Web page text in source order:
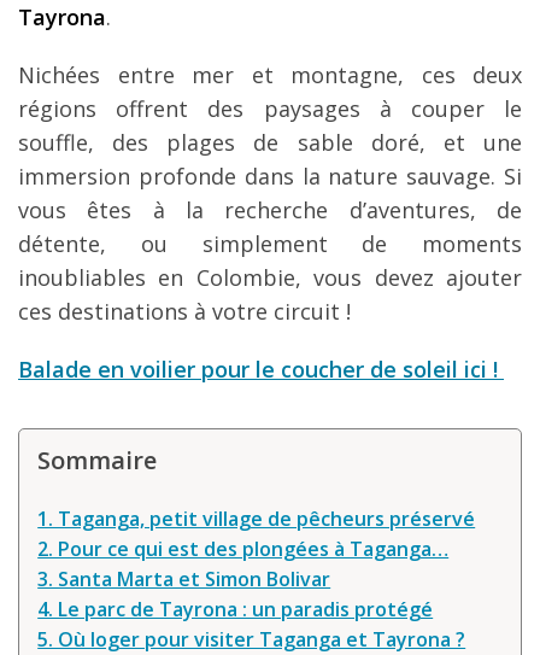
Tayrona.
Nichées entre mer et montagne, ces deux
régions offrent des paysages à couper le
souffle, des plages de sable doré, et une
immersion profonde dans la nature sauvage. Si
vous êtes à la recherche d’aventures, de
détente, ou simplement de moments
inoubliables en Colombie, vous devez ajouter
ces destinations à votre circuit !
Balade en voilier pour le coucher de soleil ici !
Sommaire
1. Taganga, petit village de pêcheurs préservé
2. Pour ce qui est des plongées à Taganga…
3. Santa Marta et Simon Bolivar
4. Le parc de Tayrona : un paradis protégé
5. Où loger pour visiter Taganga et Tayrona ?